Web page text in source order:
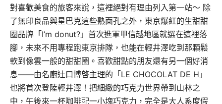
對喜歡美食的旅客來說，這裡絕對有理由列入第一站～ 除
了無印良品與星巴克這些熟面孔之外，東京爆紅的生甜甜
圈品牌「I’m donut?」首次進軍甲信越地區就選在這裡落
腳，未來不用專程跑東京排隊，也能在輕井澤吃到那顆鬆
軟到像雲一般的甜甜圈。喜歡甜點的朋友還有另一個好消
息——由名廚辻口博啓主理的「LE CHOCOLAT DE H」
也將首次登陸輕井澤！把細緻的巧克力世界帶到山林之
中，午後來一杯咖啡配一小塊巧克力，完全是大人系度假